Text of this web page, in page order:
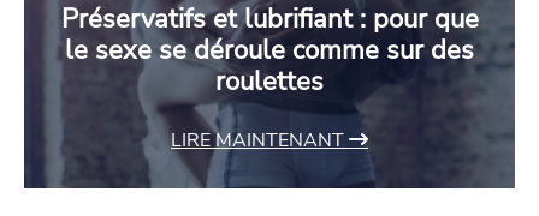
Préservatifs et lubrifiant : pour que
le sexe se déroule comme sur des
roulettes
LIRE MAINTENANT